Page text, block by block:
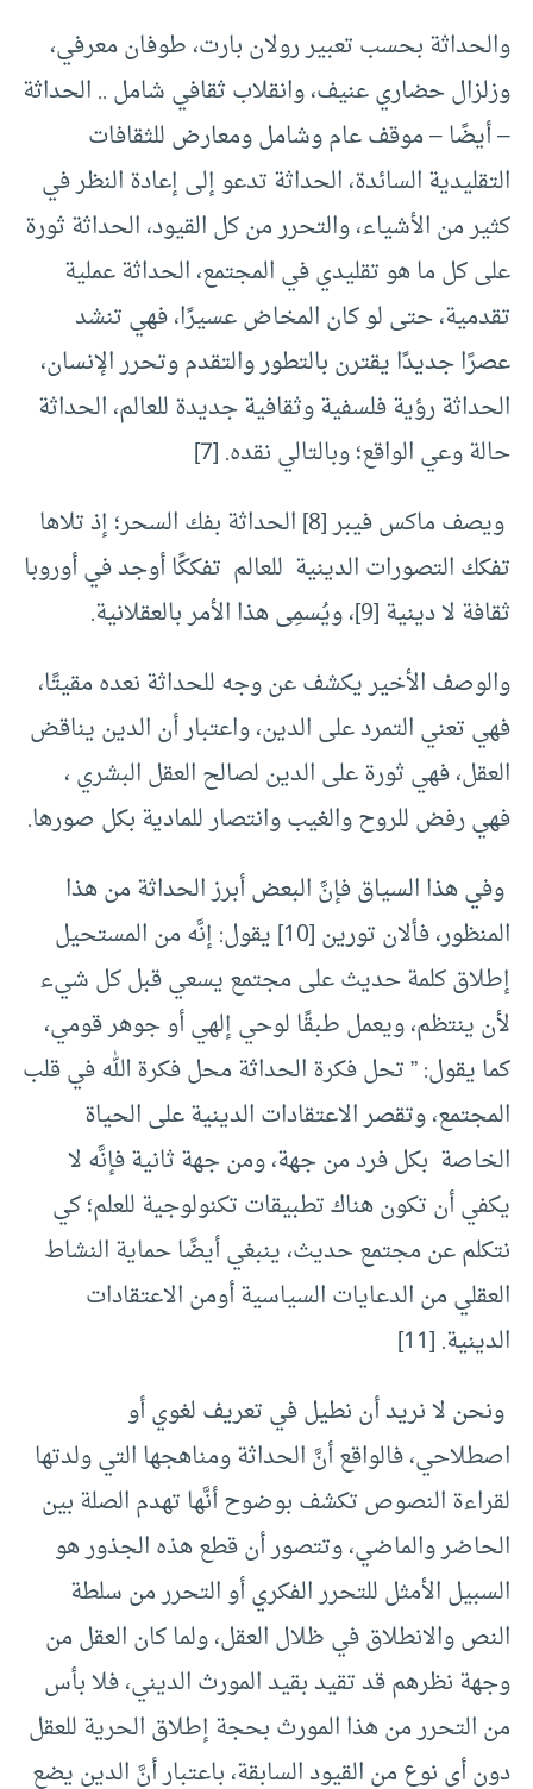
والحداثة بحسب تعبير رولان بارت، طوفان معرفي،
وزلزال حضاري عنيف، وانقلاب ثقافي شامل .. الحداثة
– أيضًا – موقف عام وشامل ومعارض للثقافات
التقليدية السائدة، الحداثة تدعو إلى إعادة النظر في
كثير من الأشياء، والتحرر من كل القيود، الحداثة ثورة
على كل ما هو تقليدي في المجتمع، الحداثة عملية
تقدمية، حتى لو كان المخاض عسيرًا، فهي تنشد
عصرًا جديدًا يقترن بالتطور والتقدم وتحرر الإنسان،
الحداثة رؤية فلسفية وثقافية جديدة للعالم، الحداثة
حالة وعي الواقع؛ وبالتالي نقده. [7]
ويصف ماكس فيبر [8] الحداثة بفك السحر؛ إذ تلاها
تفكك التصورات الدينية للعالم تفككًا أوجد في أوروبا
ثقافة لا دينية [9]، ويُسمِى هذا الأمر بالعقلانية.
والوصف الأخير يكشف عن وجه للحداثة نعده مقيتًا،
فهي تعني التمرد على الدين، واعتبار أن الدين يناقض
العقل، فهي ثورة على الدين لصالح العقل البشري ،
فهي رفض للروح والغيب وانتصار للمادية بكل صورها.
وفي هذا السياق فإنَّ البعض أبرز الحداثة من هذا
المنظور، فألان تورين [10] يقول: إنَّه من المستحيل
إطلاق كلمة حديث على مجتمع يسعي قبل كل شيء
لأن ينتظم، ويعمل طبقًا لوحي إلهي أو جوهر قومي،
كما يقول: ” تحل فكرة الحداثة محل فكرة الله في قلب
المجتمع، وتقصر الاعتقادات الدينية على الحياة
الخاصة بكل فرد من جهة، ومن جهة ثانية فإنَّه لا
يكفي أن تكون هناك تطبيقات تكنولوجية للعلم؛ كي
نتكلم عن مجتمع حديث، ينبغي أيضًا حماية النشاط
العقلي من الدعايات السياسية أومن الاعتقادات
الدينية. [11]
ونحن لا نريد أن نطيل في تعريف لغوي أو
اصطلاحي، فالواقع أنَّ الحداثة ومناهجها التي ولدتها
لقراءة النصوص تكشف بوضوح أنَّها تهدم الصلة بين
الحاضر والماضي، وتتصور أن قطع هذه الجذور هو
السبيل الأمثل للتحرر الفكري أو التحرر من سلطة
النص والانطلاق في ظلال العقل، ولما كان العقل من
وجهة نظرهم قد تقيد بقيد المورث الديني، فلا بأس
من التحرر من هذا المورث بحجة إطلاق الحرية للعقل
دون أي نوع من القيود السابقة، باعتبار أنَّ الدين يضع